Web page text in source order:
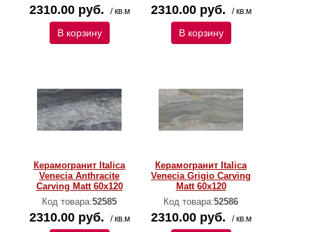
2310.00 руб. / кв.м
В корзину
2310.00 руб. / кв.м
В корзину
Керамогранит Italica
Venecia Anthracite
Carving Matt 60x120
Код товара:52585
2310.00 руб. / кв.м
Керамогранит Italica
Venecia Grigio Carving
Matt 60x120
Код товара:52586
2310.00 руб. / кв.м